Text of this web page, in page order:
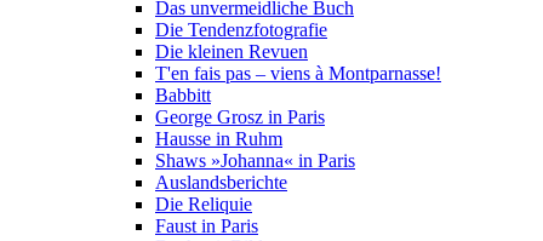
Das unvermeidliche Buch
Die Tendenzfotografie
Die kleinen Revuen
T'en fais pas – viens à Montparnasse!
Babbitt
George Grosz in Paris
Hausse in Ruhm
Shaws »Johanna« in Paris
Auslandsberichte
Die Reliquie
Faust in Paris